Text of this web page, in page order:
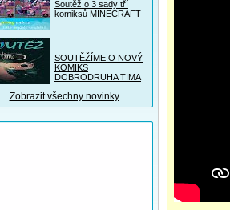
Soutěž o 3 sady tří
komiksů MINECRAFT
SOUTĚŽÍME O NOVÝ
KOMIKS
DOBRODRUHA TIMA
Zobrazit všechny novinky